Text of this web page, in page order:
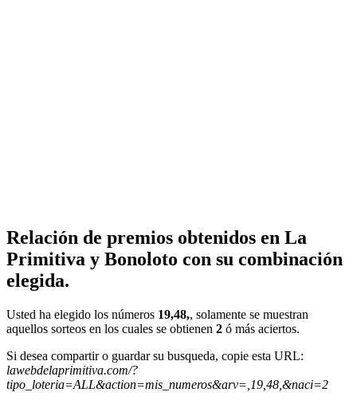
Relación de premios obtenidos en La
Primitiva y Bonoloto con su combinación
elegida.
Usted ha elegido los números 19,48,, solamente se muestran
aquellos sorteos en los cuales se obtienen 2 ó más aciertos.
Si desea compartir o guardar su busqueda, copie esta URL:
lawebdelaprimitiva.com/?
tipo_loteria=ALL&action=mis_numeros&arv=,19,48,&naci=2